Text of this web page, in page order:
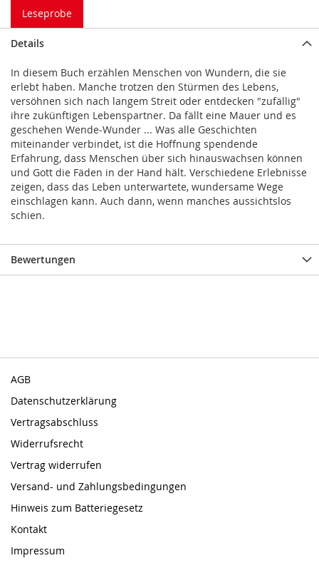
Leseprobe
Details
In diesem Buch erzählen Menschen von Wundern, die sie
erlebt haben. Manche trotzen den Stürmen des Lebens,
versöhnen sich nach langem Streit oder entdecken "zufällig"
ihre zukünftigen Lebenspartner. Da fällt eine Mauer und es
geschehen Wende-Wunder ... Was alle Geschichten
miteinander verbindet, ist die Hoffnung spendende
Erfahrung, dass Menschen über sich hinauswachsen können
und Gott die Fäden in der Hand hält. Verschiedene Erlebnisse
zeigen, dass das Leben unterwartete, wundersame Wege
einschlagen kann. Auch dann, wenn manches aussichtslos
schien.
Bewertungen
AGB
Datenschutzerklärung
Vertragsabschluss
Widerrufsrecht
Vertrag widerrufen
Versand- und Zahlungsbedingungen
Hinweis zum Batteriegesetz
Kontakt
Impressum